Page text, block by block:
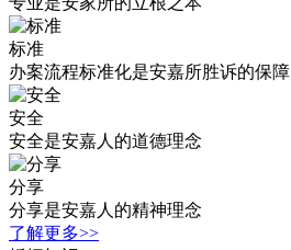
标准
办案流程标准化是安嘉所胜诉的保障
安全
安全是安嘉人的道德理念
分享
分享是安嘉人的精神理念
了解更多>>